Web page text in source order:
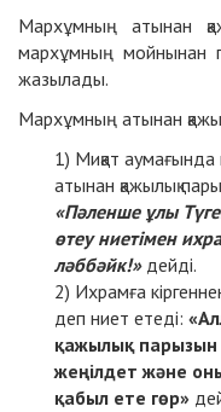
Мархұмның атынан
мархұмның мойнынан
жазылады.
Мархұмның атынан
Миқат
атынан қажылық
«Пәленше ұлы
өтеу ниетімен
ләббәйк!» дейді.
Ихрамға
деп ниет етеді:
қажылық парызын
жеңілдет және
қабыл ете гөр»